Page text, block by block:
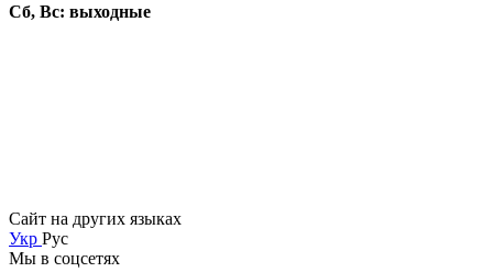
Сб, Вс: выходные
Сайт на других языках
Укр Рус
Мы в соцсетях